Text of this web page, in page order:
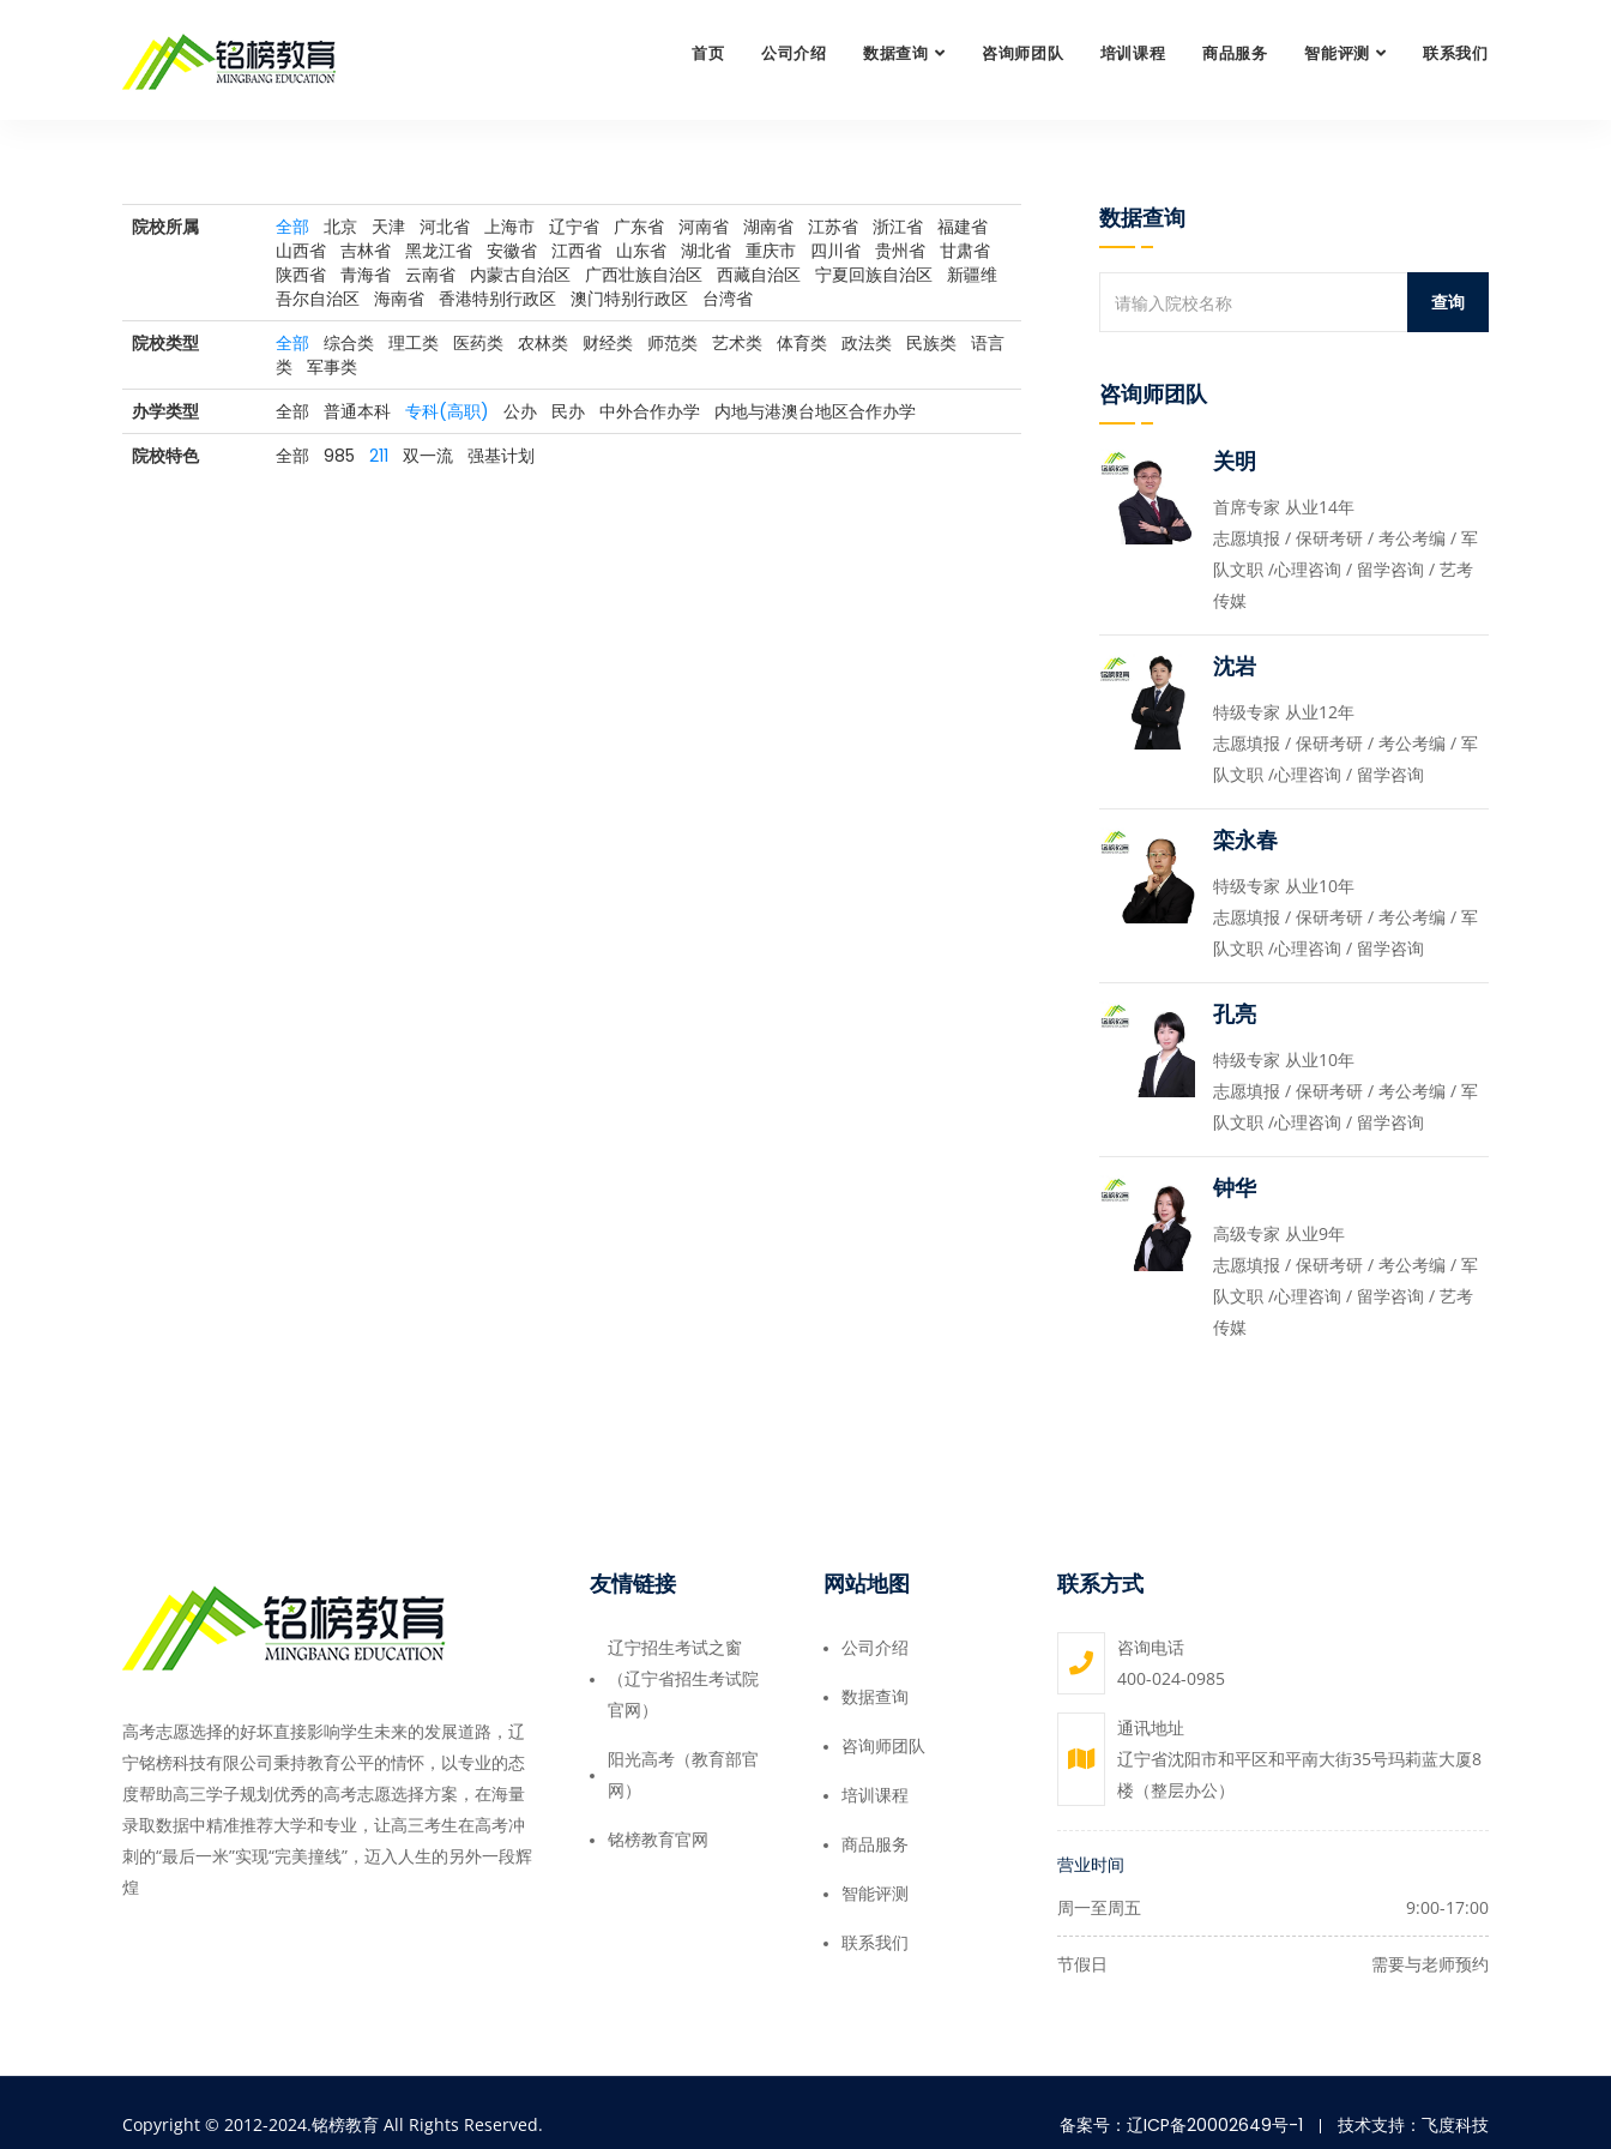
首页 公司介绍 数据查询 咨询师团队 培训课程 商品服务 智能评测 联系我们
院校所属 全部 北京 天津 河北省 上海市 辽宁省 广东省 河南省 湖南省 江苏省 浙江省 福建省
山西省 吉林省 黑龙江省 安徽省 江西省 山东省 湖北省 重庆市 四川省 贵州省 甘肃省
陕西省 青海省 云南省 内蒙古自治区 广西壮族自治区 西藏自治区 宁夏回族自治区 新疆维
吾尔自治区 海南省 香港特别行政区 澳门特别行政区 台湾省
院校类型 全部 综合类 理工类 医药类 农林类 财经类 师范类 艺术类 体育类 政法类 民族类 语言
类 军事类
办学类型 全部 普通本科 专科(高职) 公办 民办 中外合作办学 内地与港澳台地区合作办学
院校特色 全部 985 211 双一流 强基计划
数据查询
咨询师团队
关明
首席专家 从业14年
志愿填报 / 保研考研 / 考公考编 / 军
队文职 /心理咨询 / 留学咨询 / 艺考
传媒
沈岩
特级专家 从业12年
志愿填报 / 保研考研 / 考公考编 / 军
队文职 /心理咨询 / 留学咨询
栾永春
特级专家 从业10年
志愿填报 / 保研考研 / 考公考编 / 军
队文职 /心理咨询 / 留学咨询
孔亮
特级专家 从业10年
志愿填报 / 保研考研 / 考公考编 / 军
队文职 /心理咨询 / 留学咨询
钟华
高级专家 从业9年
志愿填报 / 保研考研 / 考公考编 / 军
队文职 /心理咨询 / 留学咨询 / 艺考
传媒
高考志愿选择的好坏直接影响学生未来的发展道路，辽
宁铭榜科技有限公司秉持教育公平的情怀，以专业的态
度帮助高三学子规划优秀的高考志愿选择方案，在海量
录取数据中精准推荐大学和专业，让高三考生在高考冲
刺的“最后一米”实现“完美撞线”，迈入人生的另外一段辉
煌
友情链接
辽宁招生考试之窗
（辽宁省招生考试院
官网）
阳光高考（教育部官
网）
铭榜教育官网
网站地图
公司介绍
数据查询
咨询师团队
培训课程
商品服务
智能评测
联系我们
联系方式
咨询电话
400-024-0985
通讯地址
辽宁省沈阳市和平区和平南大街35号玛莉蓝大厦8
楼（整层办公）
营业时间
周一至周五 9:00-17:00
节假日 需要与老师预约
Copyright © 2012-2024.铭榜教育 All Rights Reserved. 备案号：辽ICP备20002649号-1 技术支持：飞度科技